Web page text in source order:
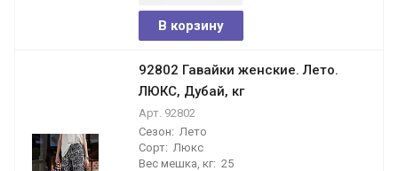
В корзину
92802 Гавайки женские. Лето.
ЛЮКС, Дубай, кг
Арт. 92802
Сезон: Лето
Сорт: Люкс
Вес мешка, кг: 25